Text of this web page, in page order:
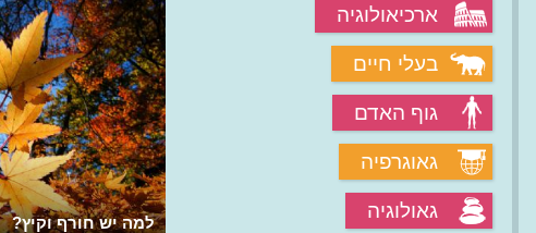
ארכיאולוגיה
בעלי חיים
גוף האדם
גאוגרפיה
גאולוגיה
למה יש חורף וקיץ? מדוע משתנים צבעי עונות השנה?